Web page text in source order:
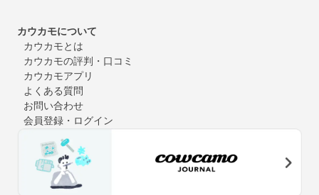
カウカモについて
カウカモとは
カウカモの評判・口コミ
カウカモアプリ
よくある質問
お問い合わせ
会員登録・ログイン